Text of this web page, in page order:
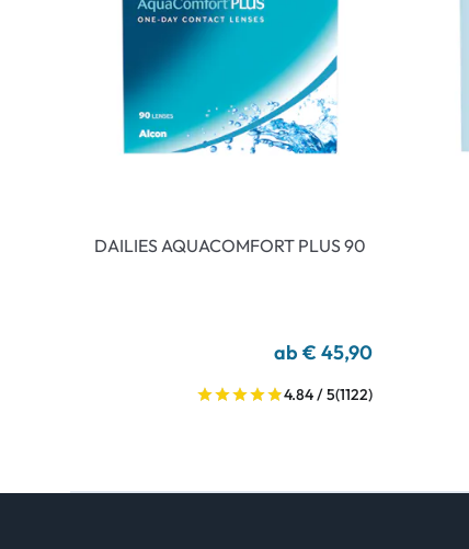
DAILIES AQUACOMFORT PLUS 90
ab € 45,90
4.84 / 5(1122)